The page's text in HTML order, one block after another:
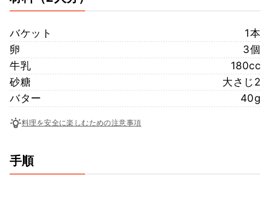
バケット
1本
卵
3個
牛乳
180cc
砂糖
大さじ2
バター
40g
料理を安全に楽しむための注意事項
手順